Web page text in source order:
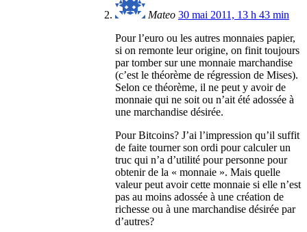
Mateo 30 mai 2011, 13 h 43 min
Pour l’euro ou les autres monnaies papier,
si on remonte leur origine, on finit toujours
par tomber sur une monnaie marchandise
(c’est le théorème de régression de Mises).
Selon ce théorème, il ne peut y avoir de
monnaie qui ne soit ou n’ait été adossée à
une marchandise désirée.
Pour Bitcoins? J’ai l’impression qu’il suffit
de faite tourner son ordi pour calculer un
truc qui n’a d’utilité pour personne pour
obtenir de la « monnaie ». Mais quelle
valeur peut avoir cette monnaie si elle n’est
pas au moins adossée à une création de
richesse ou à une marchandise désirée par
d’autres?